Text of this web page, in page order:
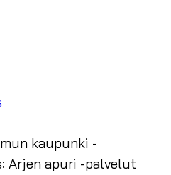
kaupunki -
Arjen apuri -palvelut